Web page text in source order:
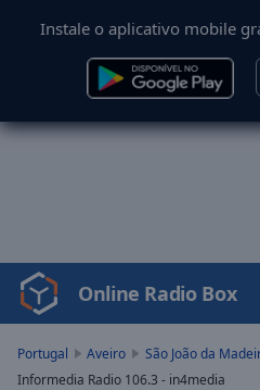
Instale o aplicativo mobile
Video
Player
loading.
Online Radio Box
Portugal Aveiro
São João da
Informedia Radio 106.3 - in4media